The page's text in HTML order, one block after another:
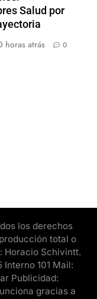
Salud por
horas atrás 0
los derechos
total o
Horacio Schivintt.
101 Mail:
Publicidad:
gracias a